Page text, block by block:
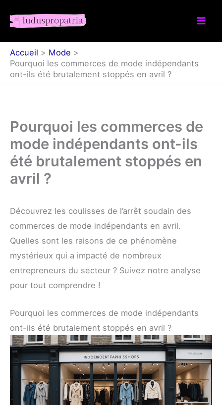
Accueil
Mode
Pourquoi les commerces de mode indépendants
ont-ils été brutalement stoppés en avril ?
Pourquoi les commerces de
mode indépendants ont-ils
été brutalement stoppés en
avril ?
Découvrez les coulisses de l’arrêt soudain des
commerces de mode indépendants en avril.
Quelles sont les raisons de ce phénomène
mystérieux qui a impacté de nombreux
entrepreneurs du secteur ? Suivez notre analyse
pour tout comprendre !
Pourquoi les commerces de mode indépendants
ont-ils été brutalement stoppés en avril ?